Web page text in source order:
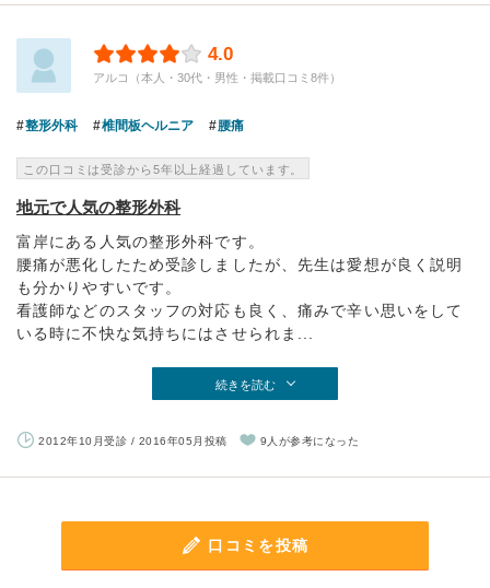
4.0
アルコ（本人・30代・男性・掲載口コミ8件）
整形外科 椎間板ヘルニア 腰痛
この口コミは受診から5年以上経過しています。
地元で人気の整形外科
富岸にある人気の整形外科です。
腰痛が悪化したため受診しましたが、先生は愛想が良く説明
も分かりやすいです。
看護師などのスタッフの対応も良く、痛みで辛い思いをして
いる時に不快な気持ちにはさせられま...
続きを読む
2012年10月受診 / 2016年05月投稿 9人が参考になった
口コミを投稿